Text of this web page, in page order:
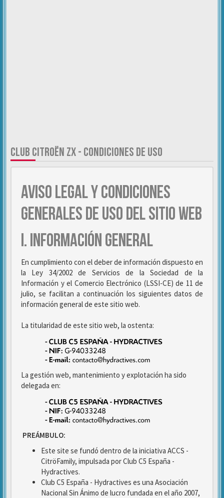
CLUB CITROËN ZX - CONDICIONES DE USO
AVISO LEGAL Y CONDICIONES
GENERALES DE USO DEL SITIO WEB
I. INFORMACIÓN GENERAL
En cumplimiento con el deber de información dispuesto en
la Ley 34/2002 de Servicios de la Sociedad de la
Información y el Comercio Electrónico (LSSI-CE) de 11 de
julio, se facilitan a continuación los siguientes datos de
información general de este sitio web.
La titularidad de este sitio web, la ostenta:
La gestión web, mantenimiento y explotación ha sido
delegada en:
PREÁMBULO:
Este site se fundó dentro de la iniciativa ACCS -
CitröFamily, impulsada por Club C5 España -
Hydractives.
Club C5 España - Hydractives es una Asociación
Nacional Sin Ánimo de lucro fundada en el año 2007,